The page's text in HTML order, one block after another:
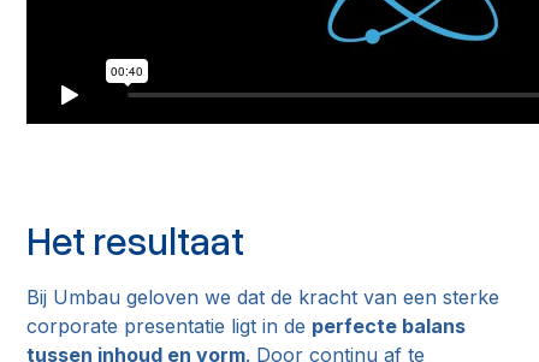
Het resultaat
Bij Umbau geloven we dat de kracht van een sterke
corporate presentatie ligt in de perfecte balans
tussen inhoud en vorm. Door continu af te